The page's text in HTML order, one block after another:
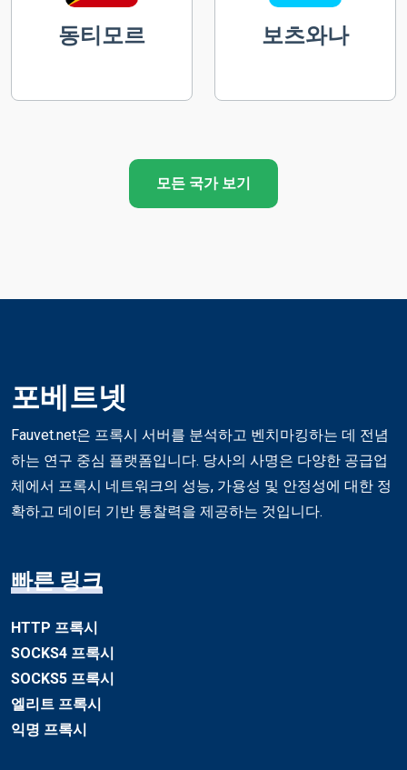
동티모르 보츠와나
모든 국가 보기
포베트넷
Fauvet.net은 프록시 서버를 분석하고 벤치마킹하는 데 전념
하는 연구 중심 플랫폼입니다. 당사의 사명은 다양한 공급업
체에서 프록시 네트워크의 성능, 가용성 및 안정성에 대한 정
확하고 데이터 기반 통찰력을 제공하는 것입니다.
빠른 링크
HTTP 프록시
SOCKS4 프록시
SOCKS5 프록시
엘리트 프록시
익명 프록시